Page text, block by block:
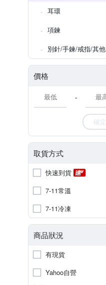
耳環
項鍊
別針/手鍊/戒指/其他
價格
-
確定
取貨方式
快速到貨
7-11常溫
7-11冷凍
商品狀況
有現貨
Yahoo自營